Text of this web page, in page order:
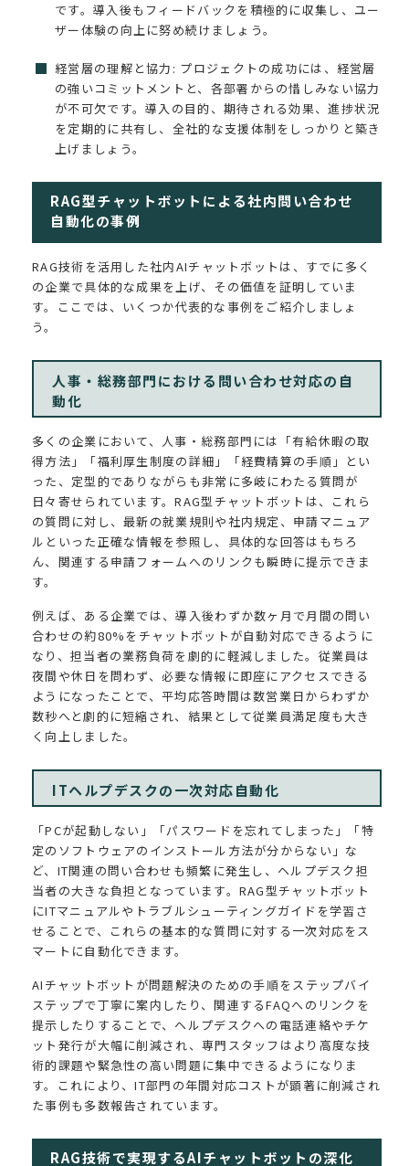
です。導入後もフィードバックを積極的に収集し、ユー
ザー体験の向上に努め続けましょう。
経営層の理解と協力: プロジェクトの成功には、経営層
の強いコミットメントと、各部署からの惜しみない協力
が不可欠です。導入の目的、期待される効果、進捗状況
を定期的に共有し、全社的な支援体制をしっかりと築き
上げましょう。
RAG型チャットボットによる社内問い合わせ
自動化の事例
RAG技術を活用した社内AIチャットボットは、すでに多く
の企業で具体的な成果を上げ、その価値を証明していま
す。ここでは、いくつか代表的な事例をご紹介しましょ
う。
人事・総務部門における問い合わせ対応の自
動化
多くの企業において、人事・総務部門には「有給休暇の取
得方法」「福利厚生制度の詳細」「経費精算の手順」とい
った、定型的でありながらも非常に多岐にわたる質問が
日々寄せられています。RAG型チャットボットは、これら
の質問に対し、最新の就業規則や社内規定、申請マニュア
ルといった正確な情報を参照し、具体的な回答はもちろ
ん、関連する申請フォームへのリンクも瞬時に提示できま
す。
例えば、ある企業では、導入後わずか数ヶ月で月間の問い
合わせの約80%をチャットボットが自動対応できるように
なり、担当者の業務負荷を劇的に軽減しました。従業員は
夜間や休日を問わず、必要な情報に即座にアクセスできる
ようになったことで、平均応答時間は数営業日からわずか
数秒へと劇的に短縮され、結果として従業員満足度も大き
く向上しました。
ITヘルプデスクの一次対応自動化
「PCが起動しない」「パスワードを忘れてしまった」「特
定のソフトウェアのインストール方法が分からない」な
ど、IT関連の問い合わせも頻繁に発生し、ヘルプデスク担
当者の大きな負担となっています。RAG型チャットボット
にITマニュアルやトラブルシューティングガイドを学習さ
せることで、これらの基本的な質問に対する一次対応をス
マートに自動化できます。
AIチャットボットが問題解決のための手順をステップバイ
ステップで丁寧に案内したり、関連するFAQへのリンクを
提示したりすることで、ヘルプデスクへの電話連絡やチケ
ット発行が大幅に削減され、専門スタッフはより高度な技
術的課題や緊急性の高い問題に集中できるようになりま
す。これにより、IT部門の年間対応コストが顕著に削減され
た事例も多数報告されています。
RAG技術で実現するAIチャットボットの深化